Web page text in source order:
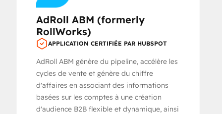
AdRoll ABM (formerly
RollWorks)
APPLICATION CERTIFIÉE PAR HUBSPOT
AdRoll ABM génère du pipeline, accélère les
cycles de vente et génère du chiffre
d'affaires en associant des informations
basées sur les comptes à une création
d'audience B2B flexible et dynamique, ainsi